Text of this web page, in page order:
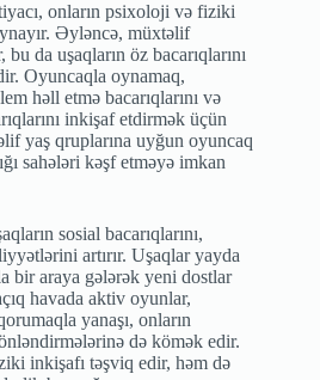
onların psixoloji və fiziki
Əyləncə, müxtəlif
da uşaqların öz bacarıqlarını
Oyuncaqla oynamaq,
həll etmə bacarıqlarını və
inkişaf etdirmək üçün
yaş qruplarına uyğun oyuncaq
sahələri kəşf etməyə imkan
sosial bacarıqlarını,
artırır. Uşaqlar yayda
bir araya gələrək yeni dostlar
havada aktiv oyunlar,
yanaşı, onların
də kömək edir.
inkişafı təşviq edir, həm də